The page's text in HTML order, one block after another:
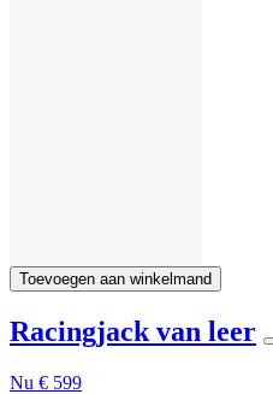
Toevoegen aan winkelmand
Racingjack van leer
Nu € 599